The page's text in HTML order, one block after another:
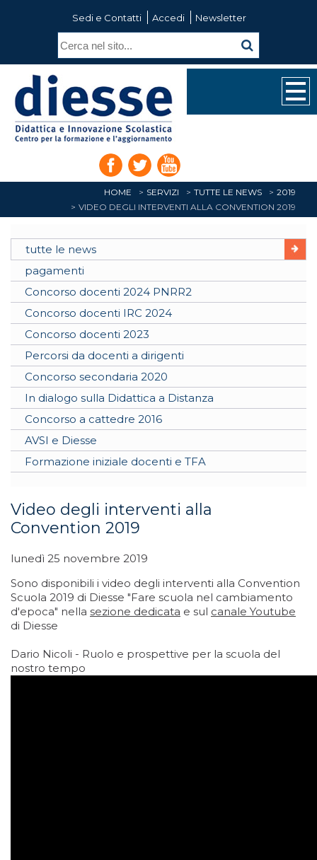
Sedi e Contatti Accedi Newsletter
HOME SERVIZI TUTTE LE NEWS
2019
VIDEO DEGLI INTERVENTI ALLA CONVENTION 2019
tutte le news
pagamenti
Concorso docenti 2024 PNRR2
Concorso docenti IRC 2024
Concorso docenti 2023
Percorsi da docenti a dirigenti
Concorso secondaria 2020
In dialogo sulla Didattica a Distanza
Concorso a cattedre 2016
AVSI e Diesse
Formazione iniziale docenti e TFA
Video degli interventi alla
Convention 2019
lunedì 25 novembre 2019
Sono disponibili i video degli interventi alla Convention
Scuola 2019 di Diesse "Fare scuola nel cambiamento
d'epoca" nella sezione dedicata e sul canale Youtube
di Diesse
Dario Nicoli - Ruolo e prospettive per la scuola del
nostro tempo